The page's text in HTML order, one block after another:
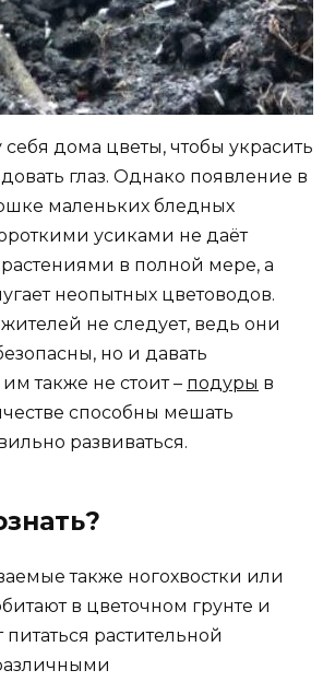
дома цветы, чтобы украсить
глаз. Однако появление в
маленьких бледных
усиками не даёт
в полной мере, а
неопытных цветоводов.
жителей не следует, ведь они
но и давать
также не стоит – подуры в
способны мешать
развиваться.
также ногохвостки или
в цветочном грунте и
растительной